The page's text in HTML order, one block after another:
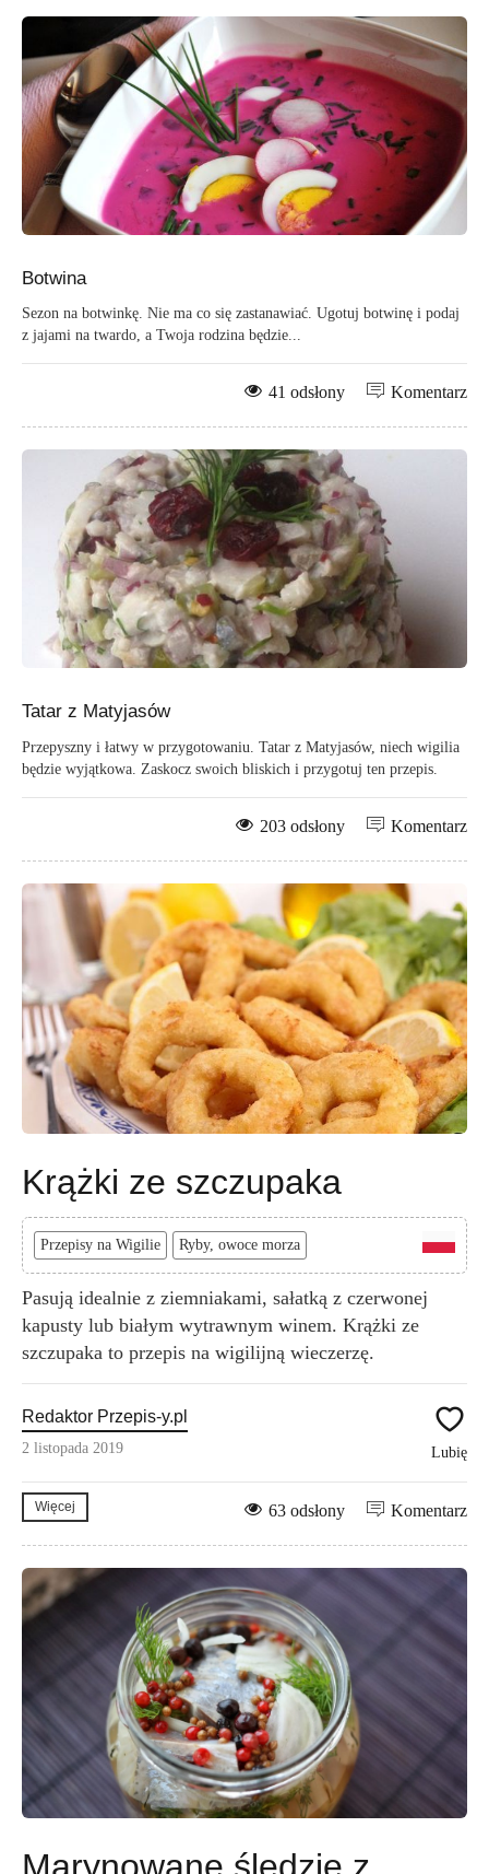
Botwina
Sezon na botwinkę. Nie ma co się zastanawiać. Ugotuj botwinę i podaj
z jajami na twardo, a Twoja rodzina będzie...
Komentarz
41 odsłony
Tatar z Matyjasów
Przepyszny i łatwy w przygotowaniu. Tatar z Matyjasów, niech wigilia
będzie wyjątkowa. Zaskocz swoich bliskich i przygotuj ten przepis.
Komentarz
203 odsłony
Krążki ze szczupaka
Przepisy na Wigilie Ryby, owoce morza
Pasują idealnie z ziemniakami, sałatką z czerwonej
kapusty lub białym wytrawnym winem. Krążki ze
szczupaka to przepis na wigilijną wieczerzę.
Redaktor Przepis-y.pl
2 listopada 2019 Lubię
Więcej Komentarz
63 odsłony